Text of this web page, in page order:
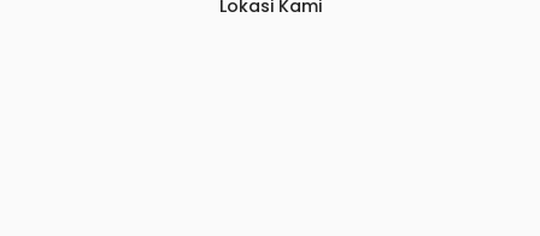
Lokasi Kami